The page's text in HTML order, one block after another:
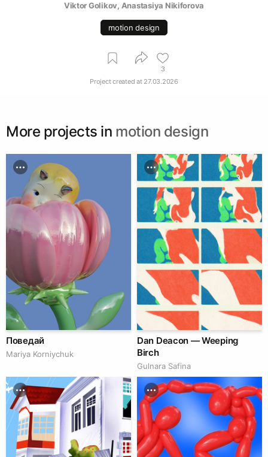
Viktor Golikov, Anastasiya Nikiforova
motion design
3
Project created at 27.03.2026
More projects in motion design
Поведай
Mariya Korniychuk
Dan Deacon — Weeping
Birch
Gulnara Safina